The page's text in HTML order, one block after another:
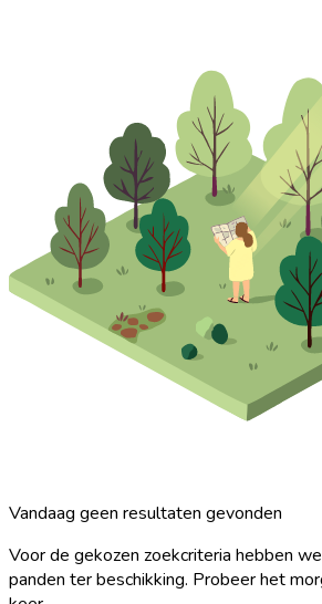
Vandaag geen resultaten gevonden
Voor de gekozen zoekcriteria hebben
panden ter beschikking. Probeer het